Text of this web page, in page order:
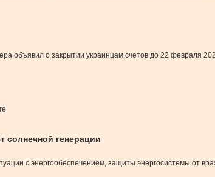
объявил о закрытии украинцам счетов до 22 февраля
солнечной генерации
с энергообеспечением, защиты энергосистемы от